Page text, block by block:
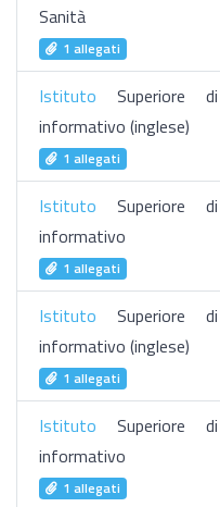
Sanità
1 allegati
Istituto Superiore
informativo (inglese)
1 allegati
Istituto Superiore
informativo
1 allegati
Istituto Superiore
informativo (inglese)
1 allegati
Istituto Superiore
informativo
1 allegati